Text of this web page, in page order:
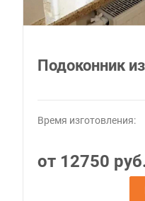
Подоконник
Время изготовления:
от 12750